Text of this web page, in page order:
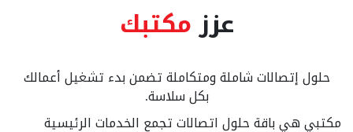
عززمكتبك
حلول إتصالات شاملة ومتكاملة تضمن بدء تشغيل أعمالك
بكل سلاسة.
مكتبي هي باقة حلول اتصالات تجمع الخدمات الرئيسية